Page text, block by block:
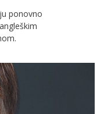
ponovno